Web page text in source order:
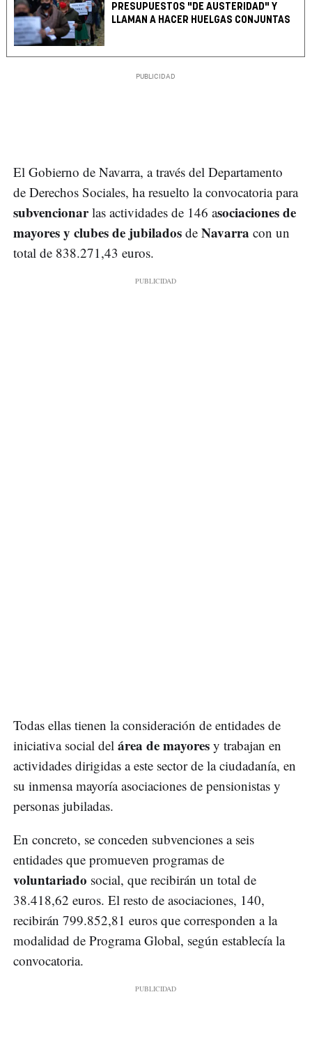
PRESUPUESTOS "DE AUSTERIDAD" Y
LLAMAN A HACER HUELGAS CONJUNTAS
El Gobierno de Navarra, a través del Departamento
de Derechos Sociales, ha resuelto la convocatoria para
subvencionarlas actividades de 146 asociaciones de
mayores y clubes de jubilados de Navarra con un
total de 838.271,43 euros.
Todas ellas tienen la consideración de entidades de
iniciativa social del área de mayores y trabajan en
actividades dirigidas a este sector de la ciudadanía, en
su inmensa mayoría asociaciones de pensionistas y
personas jubiladas.
En concreto, se conceden subvenciones a seis
entidades que promueven programas de
voluntariado social, que recibirán un total de
38.418,62 euros. El resto de asociaciones, 140,
recibirán 799.852,81 euros que corresponden a la
modalidad de Programa Global, según establecía la
convocatoria.